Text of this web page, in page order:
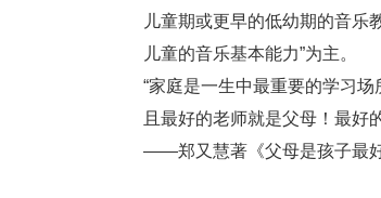
儿童期或更早的低幼期的音乐
儿童的音乐基本能力”为主。
“家庭是一生中最重要的学习
且最好的老师就是父母！最好
——郑又慧著《父母是孩子最